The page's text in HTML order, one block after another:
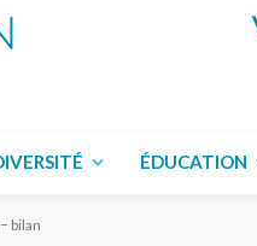
ÉDUCATION
bilan